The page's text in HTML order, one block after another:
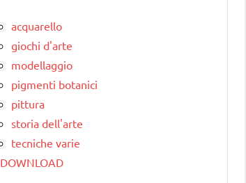
acquarello
giochi d'arte
modellaggio
pigmenti botanici
pittura
storia dell'arte
tecniche varie
DOWNLOAD